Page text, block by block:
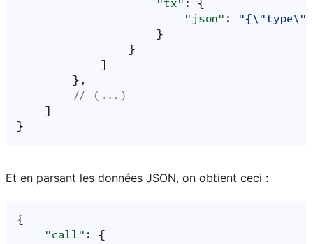
"tx" :
{
"json" :
}
}
]
},
// (...)
]
}
Et en parsant les données JSON, on obtient ceci :
{
"call" :
{